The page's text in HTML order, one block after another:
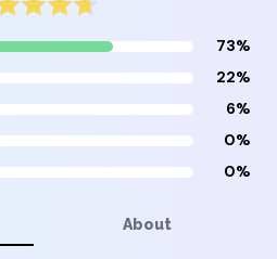
73%
22%
6%
0%
0%
About